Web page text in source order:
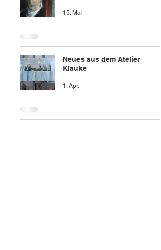
15. Mai
Neues aus dem Atelier
Klauke
1. Apr.